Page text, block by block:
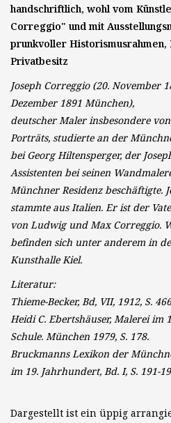
handschriftlich, wohl vom
Correggio" und mit
prunkvoller Historismusrahmen,
Privatbesitz
Joseph Correggio (20. November
Dezember 1891 München),
deutscher Maler insbesondere
Porträts, studierte an der
bei Georg Hiltensperger, der
Assistenten bei seinen
Münchner Residenz beschäftigte.
stammte aus Italien. Er ist der
von Ludwig und Max Correggio.
befinden sich unter anderem in
Kunsthalle Kiel.
Literatur:
Thieme-Becker, Bd, VII, 1912, S.
Heidi C. Ebertshäuser, Malerei
Schule. München 1979, S. 178.
Bruckmanns Lexikon der
im 19. Jahrhundert, Bd. I, S. 191-
Dargestellt ist ein üppig